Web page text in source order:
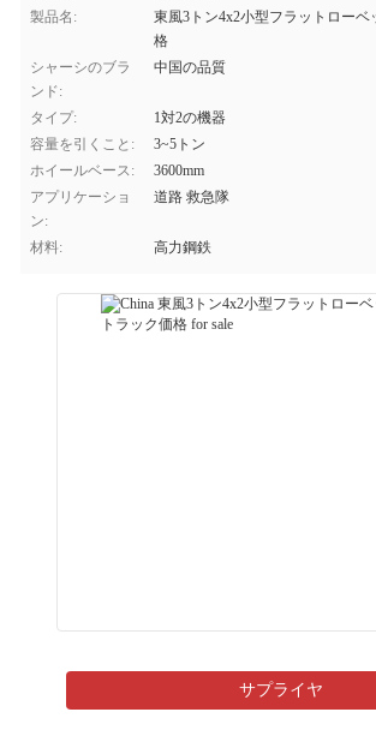
製品名:
東風3トン4x2小型フラットローベ
格
シャーシのブラ
ンド:
中国の品質
タイプ:
1対2の機器
容量を引くこと:
3~5トン
ホイールベース:
3600mm
アプリケーショ
ン:
道路 救急隊
材料: 高力鋼鉄
サプライヤ